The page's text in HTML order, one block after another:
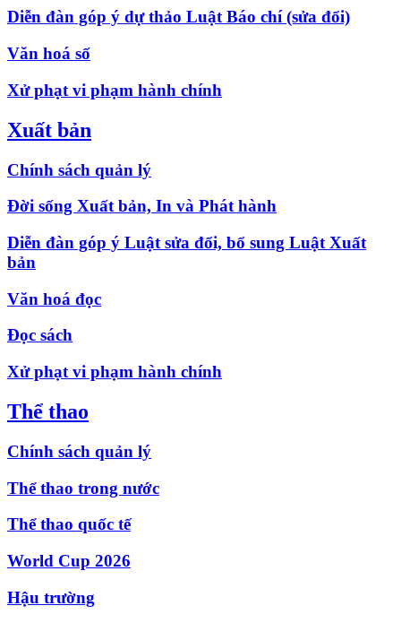
Diễn đàn góp ý dự thảo Luật Báo chí (sửa đổi)
Văn hoá số
Xử phạt vi phạm hành chính
Xuất bản
Chính sách quản lý
Đời sống Xuất bản, In và Phát hành
Diễn đàn góp ý Luật sửa đổi, bổ sung Luật Xuất
bản
Văn hoá đọc
Đọc sách
Xử phạt vi phạm hành chính
Thể thao
Chính sách quản lý
Thể thao trong nước
Thể thao quốc tế
World Cup 2026
Hậu trường